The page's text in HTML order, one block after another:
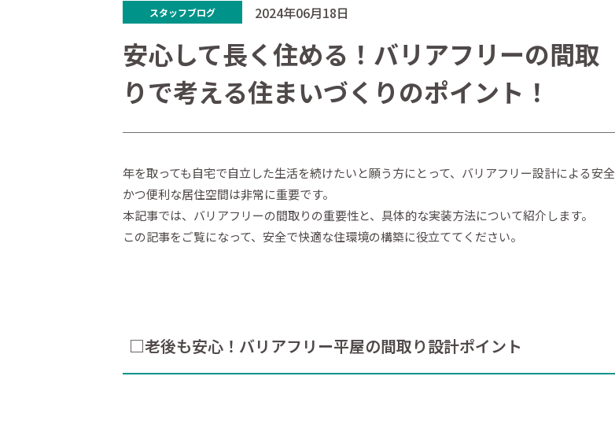
スタッフブログ 2024年06月18日
安心して長く住める！バリアフリーの間取
りで考える住まいづくりのポイント！
年を取っても自宅で自立した生活を続けたいと願う方にとって、バリアフリー設計による安全
かつ便利な居住空間は非常に重要です。
本記事では、バリアフリーの間取りの重要性と、具体的な実装方法について紹介します。
この記事をご覧になって、安全で快適な住環境の構築に役立ててください。
□老後も安心！バリアフリー平屋の間取り設計ポイント